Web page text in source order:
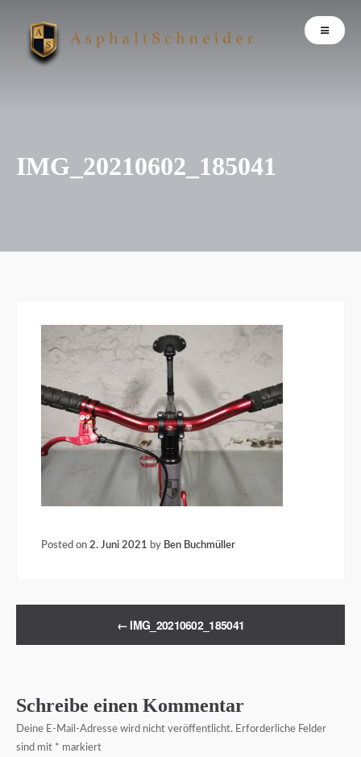
IMG_20210602_185041
Posted on 2. Juni 2021 by Ben Buchmüller
← IMG_20210602_185041
Schreibe einen Kommentar
Deine E-Mail-Adresse wird nicht veröffentlicht. Erforderliche Felder
sind mit * markiert